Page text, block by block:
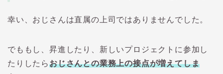
幸い、おじさんは直属の上司ではありませんでした。
でももし、昇進したり、新しいプロジェクトに参加し
たりしたらおじさんとの業務上の接点が増えてしま